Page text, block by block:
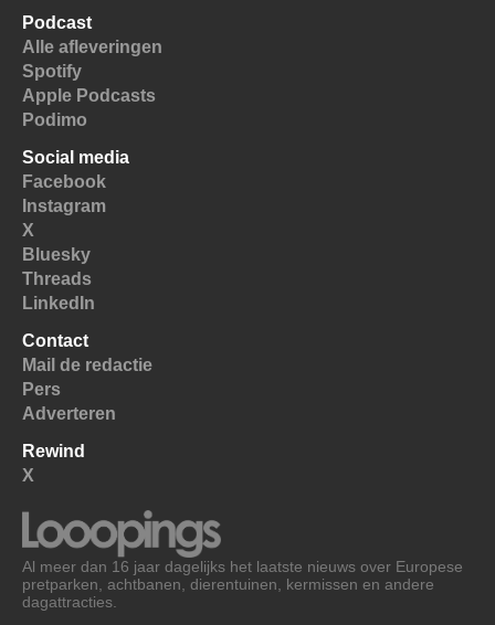
Podcast
Alle afleveringen
Spotify
Apple Podcasts
Podimo
Social media
Facebook
Instagram
X
Bluesky
Threads
LinkedIn
Contact
Mail de redactie
Pers
Adverteren
Rewind
X
Al meer dan 16 jaar dagelijks het laatste nieuws over Europese
pretparken, achtbanen, dierentuinen, kermissen en andere
dagattracties.